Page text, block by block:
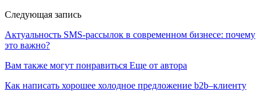
Следующая запись
Актуальность SMS-рассылок в современном бизнесе: почему
это важно?
Вам также могут понравиться Еще от автора
Как написать хорошее холодное предложение b2b–клиенту